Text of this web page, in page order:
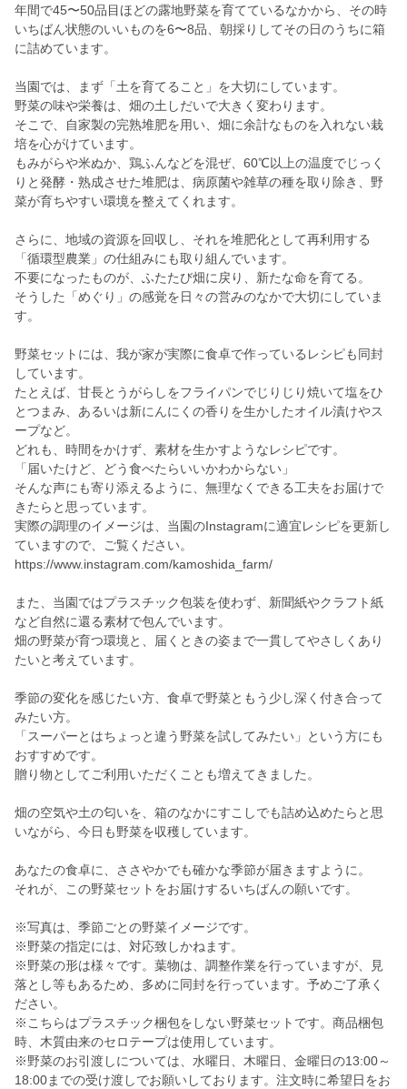
年間で45〜50品目ほどの露地野菜を育てているなかから、その時
いちばん状態のいいものを6〜8品、朝採りしてその日のうちに箱
に詰めています。
当園では、まず「土を育てること」を大切にしています。
野菜の味や栄養は、畑の土しだいで大きく変わります。
そこで、自家製の完熟堆肥を用い、畑に余計なものを入れない栽
培を心がけています。
もみがらや米ぬか、鶏ふんなどを混ぜ、60℃以上の温度でじっく
りと発酵・熟成させた堆肥は、病原菌や雑草の種を取り除き、野
菜が育ちやすい環境を整えてくれます。
さらに、地域の資源を回収し、それを堆肥化として再利用する
「循環型農業」の仕組みにも取り組んでいます。
不要になったものが、ふたたび畑に戻り、新たな命を育てる。
そうした「めぐり」の感覚を日々の営みのなかで大切にしていま
す。
野菜セットには、我が家が実際に食卓で作っているレシピも同封
しています。
たとえば、甘長とうがらしをフライパンでじりじり焼いて塩をひ
とつまみ、あるいは新にんにくの香りを生かしたオイル漬けやス
ープなど。
どれも、時間をかけず、素材を生かすようなレシピです。
「届いたけど、どう食べたらいいかわからない」
そんな声にも寄り添えるように、無理なくできる工夫をお届けで
きたらと思っています。
実際の調理のイメージは、当園のInstagramに適宜レシピを更新し
ていますので、ご覧ください。
https://www.instagram.com/kamoshida_farm/
また、当園ではプラスチック包装を使わず、新聞紙やクラフト紙
など自然に還る素材で包んでいます。
畑の野菜が育つ環境と、届くときの姿まで一貫してやさしくあり
たいと考えています。
季節の変化を感じたい方、食卓で野菜ともう少し深く付き合って
みたい方。
「スーパーとはちょっと違う野菜を試してみたい」という方にも
おすすめです。
贈り物としてご利用いただくことも増えてきました。
畑の空気や土の匂いを、箱のなかにすこしでも詰め込めたらと思
いながら、今日も野菜を収穫しています。
あなたの食卓に、ささやかでも確かな季節が届きますように。
それが、この野菜セットをお届けするいちばんの願いです。
※写真は、季節ごとの野菜イメージです。
※野菜の指定には、対応致しかねます。
※野菜の形は様々です。葉物は、調整作業を行っていますが、見
落とし等もあるため、多めに同封を行っています。予めご了承く
ださい。
※こちらはプラスチック梱包をしない野菜セットです。商品梱包
時、木質由来のセロテープは使用しています。
※野菜のお引渡しについては、水曜日、木曜日、金曜日の13:00～
18:00までの受け渡しでお願いしております。注文時に希望日をお